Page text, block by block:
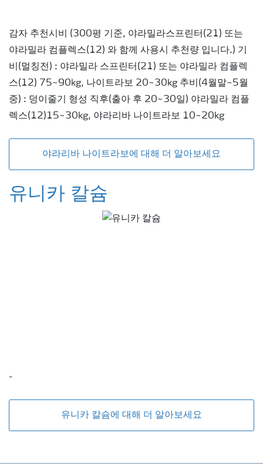
감자 추천시비 (300평 기준, 야라밀라스프린터(21) 또는
야라밀라 컴플렉스(12) 와 함께 사용시 추천량 입니다.) 기
비(멀칭전) : 야라밀라 스프린터(21) 또는 야라밀라 컴플렉
스(12) 75~90kg, 나이트라보 20~30kg 추비(4월말~5월
중) : 덩이줄기 형성 직후(출아 후 20~30일) 야라밀라 컴플
렉스(12)15~30kg, 야라리바 나이트라보 10~20kg
야라리바 나이트라보에 대해 더 알아보세요
유니카 칼슘
-
유니카 칼슘에 대해 더 알아보세요